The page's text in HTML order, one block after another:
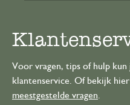
Voor vragen, tips of hulp
klantenservice. Of bekijk
meestgestelde vragen